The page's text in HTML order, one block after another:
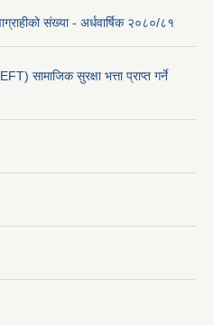
संख्या - अर्धवार्षिक २०८०/८१
सामाजिक सुरक्षा भत्ता प्राप्त गर्ने